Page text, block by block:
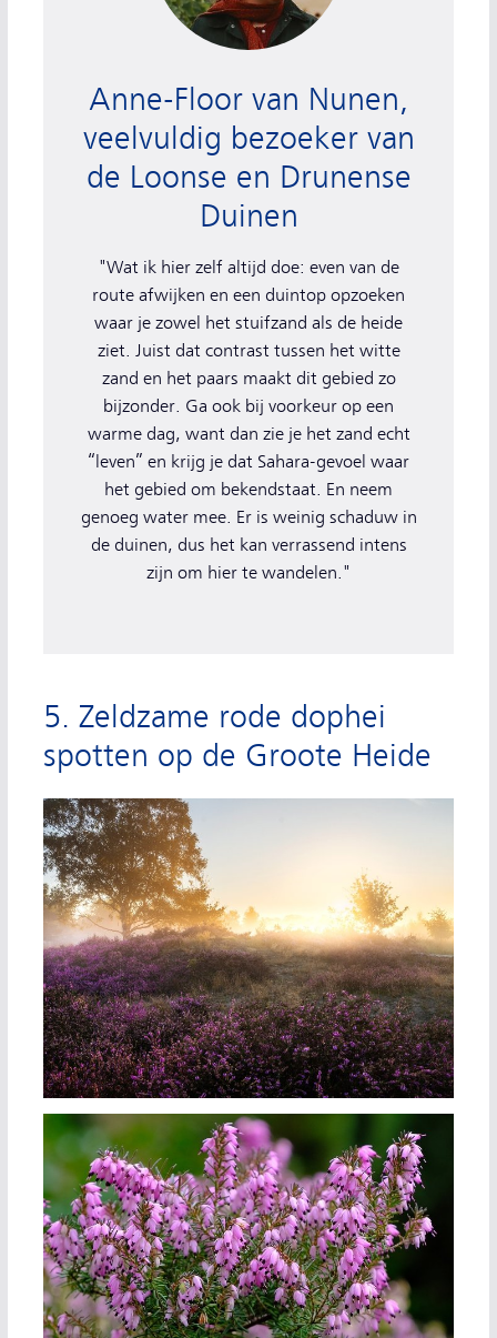
"Wat ik hier zelf altijd doe: even van de
route afwijken en een duintop opzoeken
waar je zowel het stuifzand als de heide
ziet. Juist dat contrast tussen het witte
zand en het paars maakt dit gebied zo
bijzonder. Ga ook bij voorkeur op een
warme dag, want dan zie je het zand echt
“leven” en krijg je dat Sahara-gevoel waar
het gebied om bekendstaat. En neem
genoeg water mee. Er is weinig schaduw in
de duinen, dus het kan verrassend intens
zijn om hier te wandelen."
Anne-Floor van Nunen,
veelvuldig bezoeker van
de Loonse en Drunense
Duinen
5. Zeldzame rode dophei
spotten op de Groote Heide